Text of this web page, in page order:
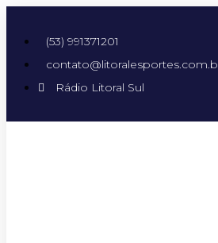
(53) 991371201
Rádio Litoral Sul